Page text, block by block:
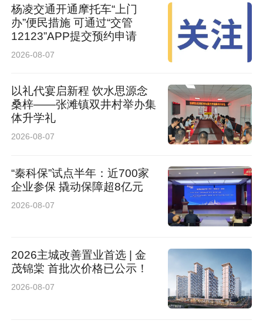
杨凌交通开通摩托车“上门
办”便民措施 可通过“交管
12123”APP提交预约申请
2026-08-07
以礼代宴启新程 饮水思源念
桑梓——张滩镇双井村举办集
体升学礼
2026-08-07
“秦科保”试点半年：近700家
企业参保 撬动保障超8亿元
2026-08-07
2026主城改善置业首选 | 金
茂锦棠 首批次价格已公示！
2026-08-07